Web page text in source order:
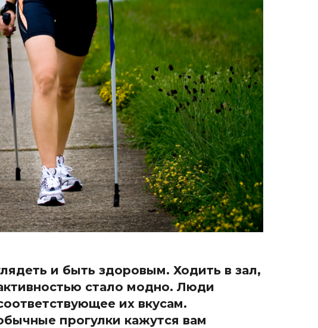
и быть здоровым. Ходить в зал,
стало модно. Люди
их вкусам.
прогулки кажутся вам